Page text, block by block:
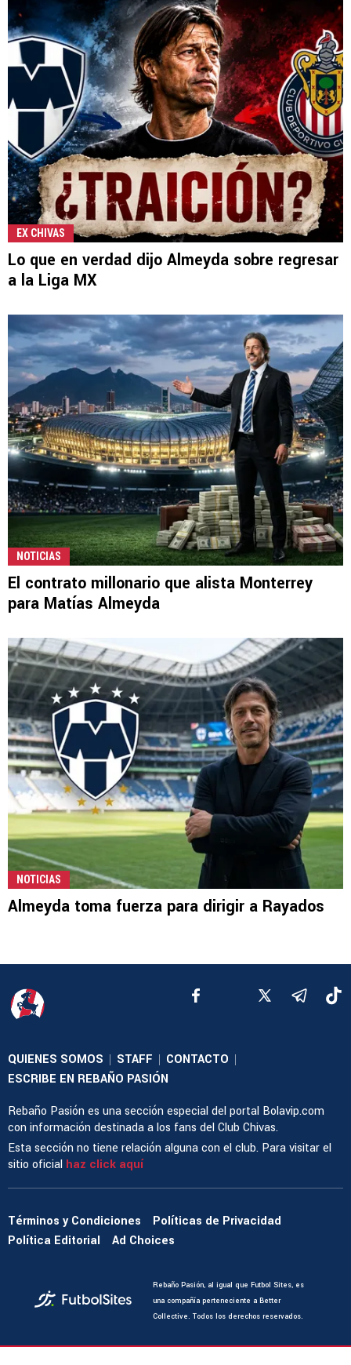
EX CHIVAS
Lo que en verdad dijo Almeyda sobre regresar
a la Liga MX
NOTICIAS
El contrato millonario que alista Monterrey
para Matías Almeyda
NOTICIAS
Almeyda toma fuerza para dirigir a Rayados
QUIENES SOMOS | STAFF | CONTACTO |
ESCRIBE EN REBAÑO PASIÓN
Rebaño Pasión es una sección especial del portal Bolavip.com
con información destinada a los fans del Club Chivas.
Esta sección no tiene relación alguna con el club. Para visitar el
sitio oficial haz click aquí
Términos y Condiciones
Políticas de Privacidad
Política Editorial
Ad Choices
Rebaño Pasión, al igual que Futbol Sites, es
una compañía perteneciente a Better
Collective. Todos los derechos reservados.